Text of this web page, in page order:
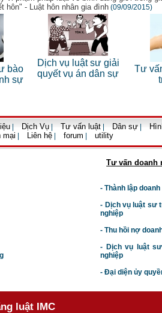
hôn" - Luật hôn nhân gia đình (09/09/2015)
bào
sự
Dịch vụ luật sư giải
quyết vụ án dân sự
Tư
Dịch Vụ Tư vấn luật Dân sự
mại Liên hệ forum utility
Tư vấn doanh
- Thành lập
- Dịch vụ luật sư t
nghiệp
- Thu hồi nợ
- Dịch vụ luật
nghiệp
- Đại diện ủy
luật IMC